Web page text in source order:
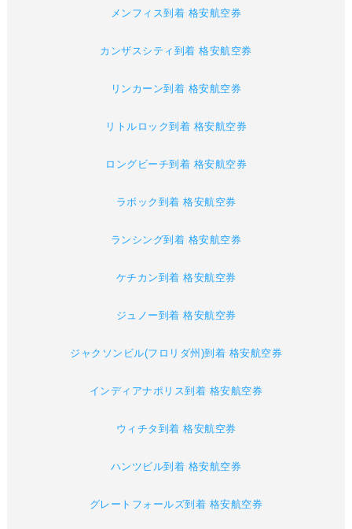
メンフィス到着 格安航空券
カンザスシティ到着 格安航空券
リンカーン到着 格安航空券
リトルロック到着 格安航空券
ロングビーチ到着 格安航空券
ラボック到着 格安航空券
ランシング到着 格安航空券
ケチカン到着 格安航空券
ジュノー到着 格安航空券
ジャクソンビル(フロリダ州)到着 格安航空券
インディアナポリス到着 格安航空券
ウィチタ到着 格安航空券
ハンツビル到着 格安航空券
グレートフォールズ到着 格安航空券